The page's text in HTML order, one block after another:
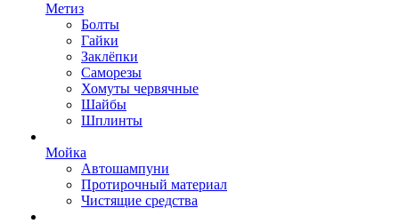
Метиз
Болты
Гайки
Заклёпки
Саморезы
Хомуты червячные
Шайбы
Шплинты
Мойка
Автошампуни
Протирочный материал
Чистящие средства